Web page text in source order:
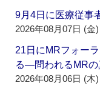
9月4日に医療従事
2026年08月07日 (金)
21日にMRフォー
る―問われるMR
2026年08月06日 (木)